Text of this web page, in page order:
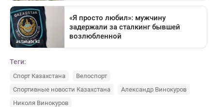
Теги:
Спорт Казахстана
Велоспорт
Спортивные новости Казахстана
Александр Винокуров
Николя Винокуров